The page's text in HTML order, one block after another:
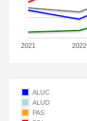
2021 2022
ALUC
ALUD
PAS